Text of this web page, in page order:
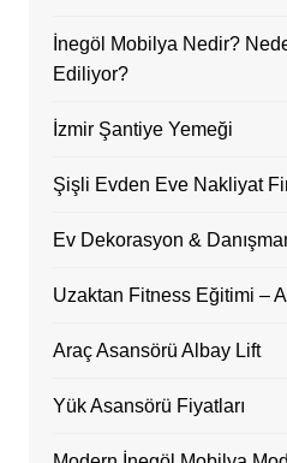
İnegöl Mobilya Nedir?
Ediliyor?
İzmir Şantiye Yemeği
Şişli Evden Eve Nakliyat
Ev Dekorasyon &
Uzaktan Fitness Eğitimi –
Araç Asansörü Albay Lift
Yük Asansörü Fiyatları